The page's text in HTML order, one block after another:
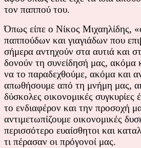
τον παππού του.
Όπως είπε ο Νίκος Μιχαηλίδης,
παππούδων και γιαγιάδων που
σήμερα αντηχούν στα αυτιά και
δονούν τη συνείδησή μας, ακόμα
να το παραδεχθούμε, ακόμα και
απωθήσουμε από τη μνήμη μας,
δύσκολες οικονομικές συγκυρίες
το ενδιαφέρον και την προσοχή
αντιμετωπίζουμε οικονομικές
περισσότερο ευαίσθητοι και
τι πέρασαν οι πρόγονοί μας.